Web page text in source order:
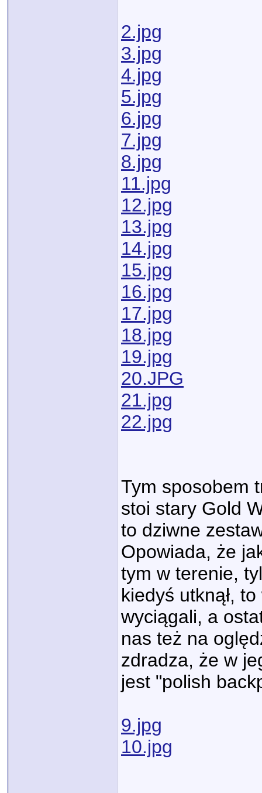
2.jpg
3.jpg
4.jpg
5.jpg
6.jpg
7.jpg
8.jpg
11.jpg
12.jpg
13.jpg
14.jpg
15.jpg
16.jpg
17.jpg
18.jpg
19.jpg
20.JPG
21.jpg
22.jpg
Tym sposobem
stoi stary Gold
to dziwne
Opowiada, że
tym w terenie,
kiedyś utknął,
wyciągali, a
nas też na
zdradza, że w
jest "polish
9.jpg
10.jpg